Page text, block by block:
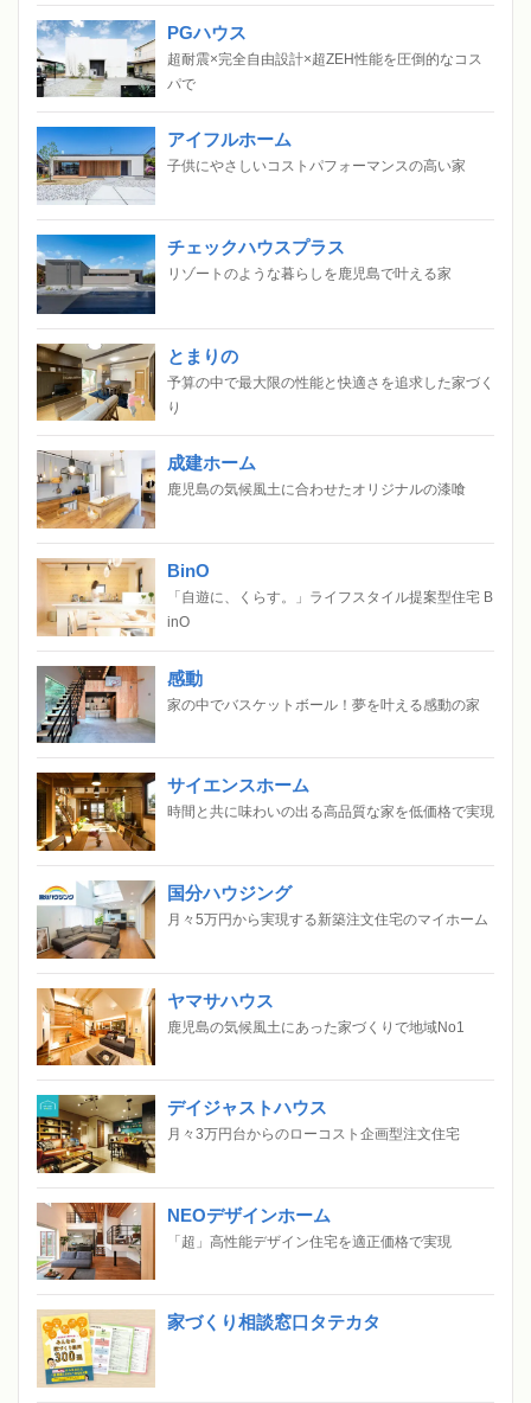
PGハウス
超耐震×完全自由設計×超ZEH性能を圧倒的なコス
パで
アイフルホーム
子供にやさしいコストパフォーマンスの高い家
チェックハウスプラス
リゾートのような暮らしを鹿児島で叶える家
とまりの
予算の中で最大限の性能と快適さを追求した家づく
り
成建ホーム
鹿児島の気候風土に合わせたオリジナルの漆喰
BinO
「自遊に、くらす。」ライフスタイル提案型住宅 B
inO
感動
家の中でバスケットボール！夢を叶える感動の家
サイエンスホーム
時間と共に味わいの出る高品質な家を低価格で実現
国分ハウジング
月々5万円から実現する新築注文住宅のマイホーム
ヤマサハウス
鹿児島の気候風土にあった家づくりで地域No1
デイジャストハウス
月々3万円台からのローコスト企画型注文住宅
NEOデザインホーム
「超」高性能デザイン住宅を適正価格で実現
家づくり相談窓口タテカタ